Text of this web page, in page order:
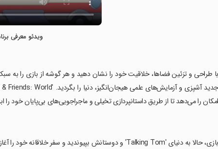
ویدئو معرفی
‏با طراحی و تزئین فضاها، خلاقیت خود را نشان دهید و هر گوشه از بازی را به
امکان را می‌دهد تا از طریق داستانپردازی تخیلی و ماجراجویی‌های بی‌پایان خود را
‏بازی، حالا به دنیای 'Talking Tom' و دوستانش بپیوندید و سفر خلاقانه خود را آغاز کنید!